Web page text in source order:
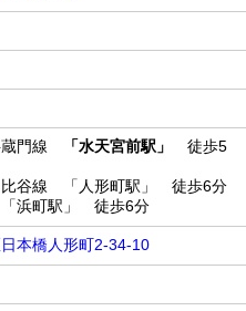
蔵門線 「水天宮前駅」
徒歩5
比谷線 「人形町駅」 徒歩6分
浜町駅」 徒歩6分
本橋人形町2-34-10